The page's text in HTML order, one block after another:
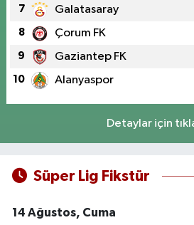
7 Galatasaray
8 Çorum FK
9 Gaziantep FK
10 Alanyaspor
Detaylar için
Süper Lig Fikstür
14 Ağustos, Cuma